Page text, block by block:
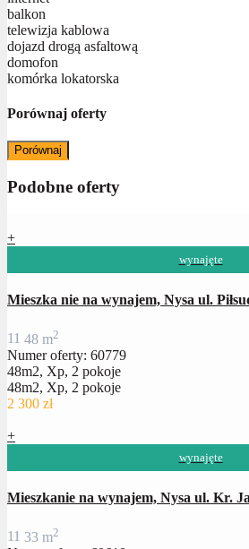
balkon
telewizja kablowa
dojazd drogą asfaltową
domofon
komórka lokatorska
Porównaj oferty
Porównaj
Podobne oferty
+
wynajęte
Mieszka nie na wynajem, Nysa ul.
11 48 m2
Numer oferty: 60779
48m2, Xp, 2 pokoje
48m2, Xp, 2 pokoje
2 300 zł
+
wynajęte
Mieszkanie na wynajem, Nysa ul. Kr.
11 33 m2